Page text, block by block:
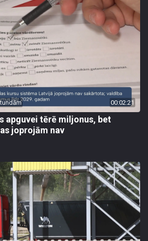
00:02:21
apguvei tērē miljonus, bet
joprojām nav